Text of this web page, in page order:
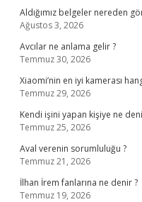
Aldığımız belgeler nereden
Ağustos 3, 2026
Avcılar ne anlama gelir ?
Temmuz 30, 2026
Xiaomi’nin en iyi kamerası
Temmuz 29, 2026
Kendi işini yapan kişiye ne
Temmuz 25, 2026
Aval verenin sorumluluğu ?
Temmuz 21, 2026
İlhan İrem fanlarına ne denir ?
Temmuz 19, 2026